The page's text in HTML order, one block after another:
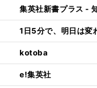
集英社新書プラス -
1日5分で、明日は
kotoba
e!集英社